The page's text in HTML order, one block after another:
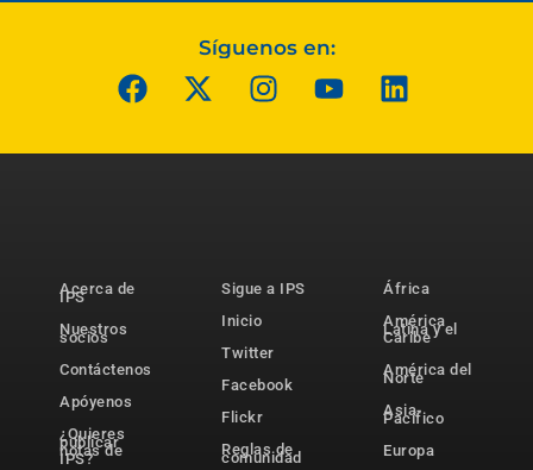
Síguenos en:
Acerca de
IPS
Nuestros
socios
Contáctenos
Apóyenos
¿Quieres
publicar
notas de
IPS?
Sigue a IPS
Inicio
Twitter
Facebook
Flickr
Reglas de
comunidad
África
América
Latina y el
Caribe
América del
Norte
Asia-
Pacífico
Europa